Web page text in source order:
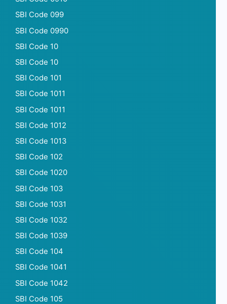
SBI Code 099
SBI Code 0990
SBI Code 10
SBI Code 10
SBI Code 101
SBI Code 1011
SBI Code 1011
SBI Code 1012
SBI Code 1013
SBI Code 102
SBI Code 1020
SBI Code 103
SBI Code 1031
SBI Code 1032
SBI Code 1039
SBI Code 104
SBI Code 1041
SBI Code 1042
SBI Code 105